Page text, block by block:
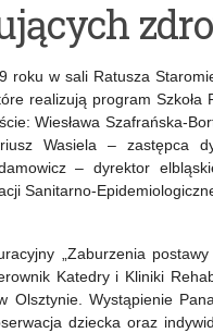
roku w sali Ratusza
realizują program
Wiesława Szafrańska-
Wasiela – zastępca
– dyrektor
Sanitarno-
„Zaburzenia
Katedry i Kliniki
Olsztynie. Wystąpienie
dziecka oraz
nauczycieli
Ełcka
Szkolna
Liga
Szachowa